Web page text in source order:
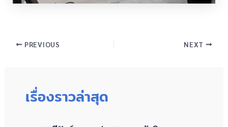
PREVIOUS NEXT
เรื่องราวล่าสุด